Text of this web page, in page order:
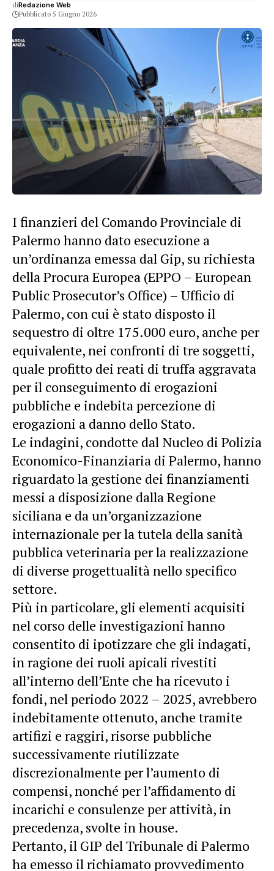
diRedazione Web
Pubblicato 5 Giugno 2026
I finanzieri del Comando Provinciale di
Palermo hanno dato esecuzione a
un’ordinanza emessa dal Gip, su richiesta
della Procura Europea (EPPO – European
Public Prosecutor’s Office) – Ufficio di
Palermo, con cui è stato disposto il
sequestro di oltre 175.000 euro, anche per
equivalente, nei confronti di tre soggetti,
quale profitto dei reati di truffa aggravata
per il conseguimento di erogazioni
pubbliche e indebita percezione di
erogazioni a danno dello Stato.
Le indagini, condotte dal Nucleo di Polizia
Economico-Finanziaria di Palermo, hanno
riguardato la gestione dei finanziamenti
messi a disposizione dalla Regione
siciliana e da un’organizzazione
internazionale per la tutela della sanità
pubblica veterinaria per la realizzazione
di diverse progettualità nello specifico
settore.
Più in particolare, gli elementi acquisiti
nel corso delle investigazioni hanno
consentito di ipotizzare che gli indagati,
in ragione dei ruoli apicali rivestiti
all’interno dell’Ente che ha ricevuto i
fondi, nel periodo 2022 – 2025, avrebbero
indebitamente ottenuto, anche tramite
artifizi e raggiri, risorse pubbliche
successivamente riutilizzate
discrezionalmente per l’aumento di
compensi, nonché per l’affidamento di
incarichi e consulenze per attività, in
precedenza, svolte in house.
Pertanto, il GIP del Tribunale di Palermo
ha emesso il richiamato provvedimento